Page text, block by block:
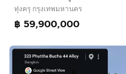
ทุ่งครุ กรุงเทพมหานคร
฿ 59,900,000